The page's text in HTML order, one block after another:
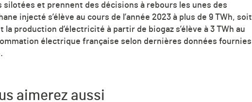
et prennent des décisions à rebours les unes des
injecté s’élève au cours de l’année 2023 à plus de 9 TWh, soit
production d’électricité à partir de biogaz s’élève à 3 TWh au
électrique française selon dernières données fournies
aimerez aussi